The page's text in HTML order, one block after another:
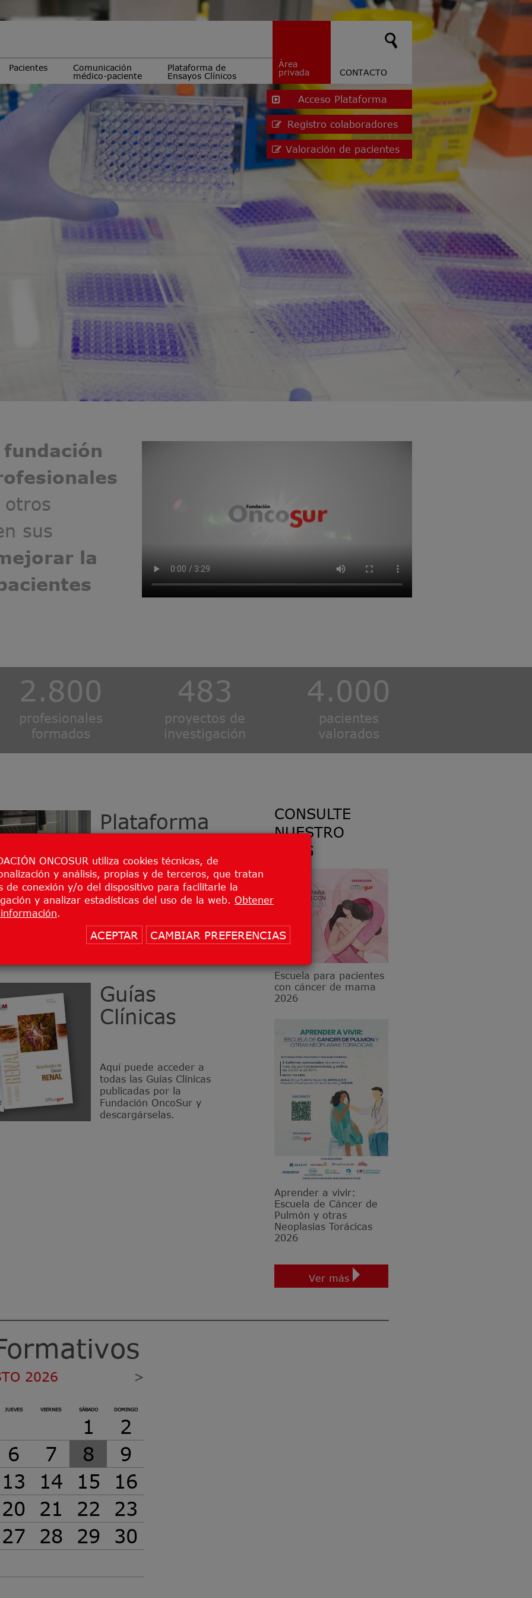
ONCOSUR utiliza cookies técnicas, de
y análisis, propias y de terceros, que tratan
de conexión y/o del dispositivo para facilitarle la
y analizar estadísticas del uso de la web. Obtener
.
ACEPTAR CAMBIAR PREFERENCIAS
Pacientes
Comunicación
médico-paciente
Plataforma de
Ensayos Clínicos
Área
privada
CONTACTO
Acceso Plataforma
Registro colaboradores
Valoración de pacientes
fundación
sus
la
2.800
profesionales
formados
483
proyectos de
investigación
4.000
pacientes
valorados
Plataforma
Clínicos
Aquí puede acceder a
promueve o a los que da
cobertura.
Guías
Clínicas
Aquí puede acceder a
todas las Guías Clínicas
publicadas por la
Fundación OncoSur y
descargárselas.
CONSULTE
NUESTRO
BLOG
Escuela para pacientes
con cáncer de mama
2026
Aprender a vivir:
Escuela de Cáncer de
Pulmón y otras
Neoplasias Torácicas
2026
Ver más
2026 >
JUEVES VIERNES SÁBADO DOMINGO
1
2
6 7 8
9
13 14 15
16
20 21 22
23
27 28 29
30